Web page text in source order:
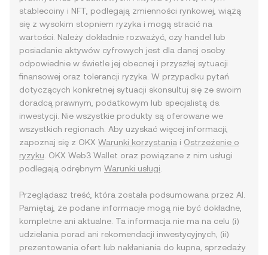
stablecoiny i NFT, podlegają zmienności rynkowej, wiążą
się z wysokim stopniem ryzyka i mogą stracić na
wartości. Należy dokładnie rozważyć, czy handel lub
posiadanie aktywów cyfrowych jest dla danej osoby
odpowiednie w świetle jej obecnej i przyszłej sytuacji
finansowej oraz tolerancji ryzyka. W przypadku pytań
dotyczących konkretnej sytuacji skonsultuj się ze swoim
doradcą prawnym, podatkowym lub specjalistą ds.
inwestycji. Nie wszystkie produkty są oferowane we
wszystkich regionach. Aby uzyskać więcej informacji,
zapoznaj się z OKX Warunki korzystania i Ostrzeżenie o
ryzyku . OKX Web3 Wallet oraz powiązane z nim usługi
podlegają odrębnym Warunki usługi
Przeglądasz treść, która została podsumowana przez AI.
Pamiętaj, że podane informacje mogą nie być dokładne,
kompletne ani aktualne. Ta informacja nie ma na celu (i)
udzielania porad ani rekomendacji inwestycyjnych, (ii)
prezentowania ofert lub nakłaniania do kupna, sprzedaży